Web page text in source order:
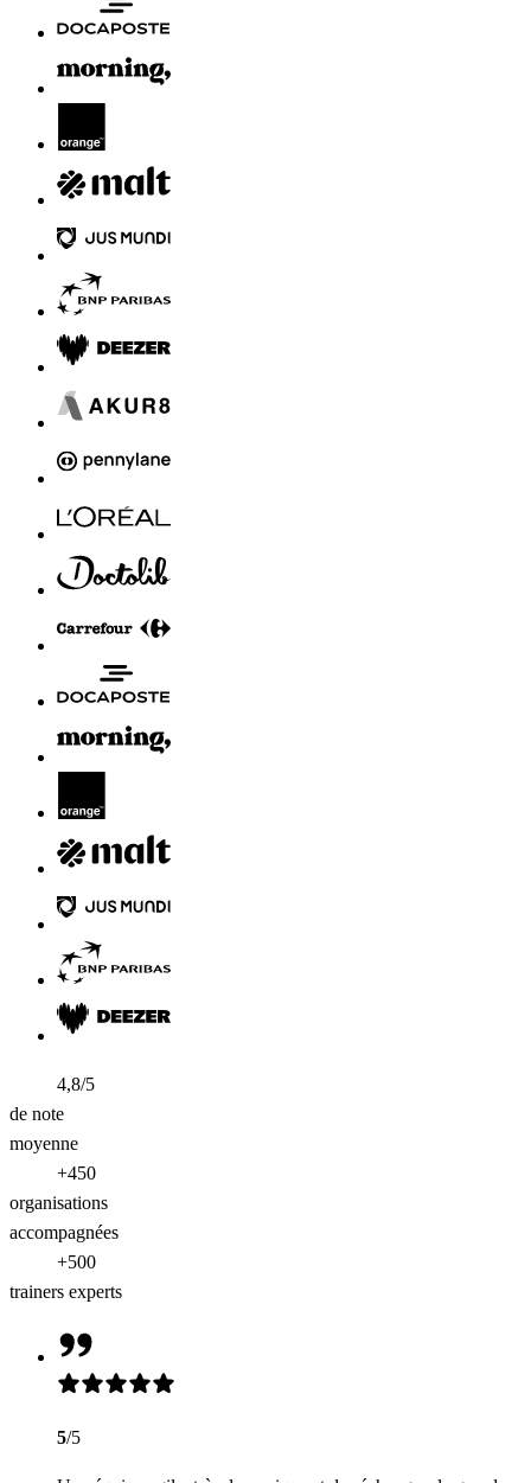
4,8/5
de note
moyenne
+450
organisations
accompagnées
+500
trainers experts
5/5